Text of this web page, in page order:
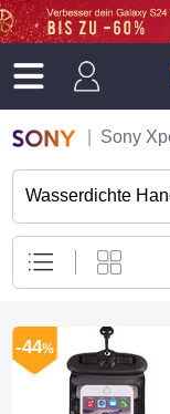
Sony
Wasserdichte
-44%